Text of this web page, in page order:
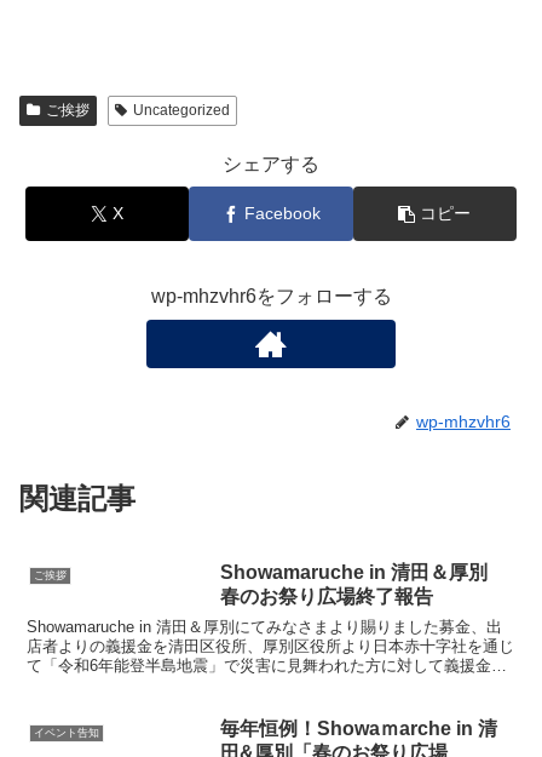
ご挨拶 Uncategorized
シェアする
X Facebook コピー
wp-mhzvhr6をフォローする
wp-mhzvhr6
関連記事
ご挨拶
Showamaruche in 清田＆厚別
春のお祭り広場終了報告
Showamaruche in 清田＆厚別にてみなさまより賜りました募金、出
店者よりの義援金を清田区役所、厚別区役所より日本赤十字社を通じ
て「令和6年能登半島地震」で災害に見舞われた方に対して義援金を
イベント告知
毎年恒例！Showaｍarche in 清